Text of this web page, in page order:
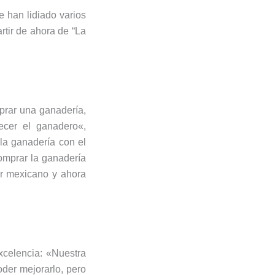
han lidiado varios
de ahora de “La
una ganadería,
el ganadero«,
ganadería con el
la ganadería
mexicano y ahora
«Nuestra
mejorarlo, pero